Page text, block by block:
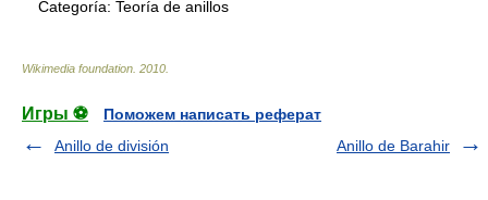
Categoría: Teoría de anillos
Wikimedia foundation 2010
Игры ⚽
Поможем написать реферат
Anillo de división
Anillo de Barahir